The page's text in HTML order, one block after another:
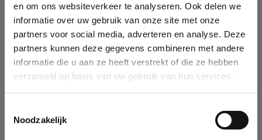
en om ons websiteverkeer te analyseren. Ook delen we
informatie over uw gebruik van onze site met onze
partners voor social media, adverteren en analyse. Deze
partners kunnen deze gegevens combineren met andere
informatie die u aan ze heeft verstrekt of die ze hebben
verzameld op basis van uw gebruik van hun services.
Noodzakelijk
Identification
Please fill in your company details
You can search a company in our database by name, VAT or
enterprise ID. When a company is selected it will auto-complete the
form. If you don't find your company in our database, you can create
See details
Ok